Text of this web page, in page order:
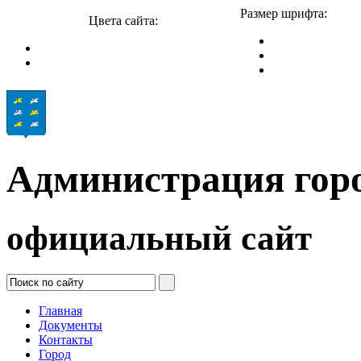
Цвета сайта:
Размер шрифта:
Администрация
официальный сайт
Главная
Документы
Контакты
Город